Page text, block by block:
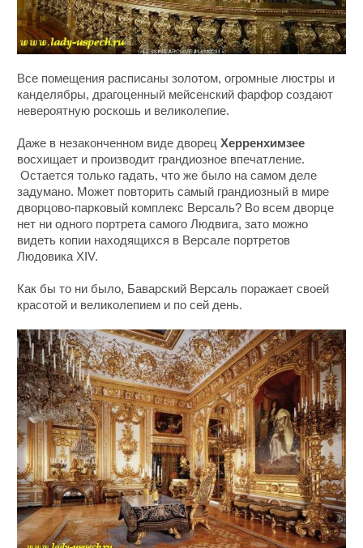
Все помещения расписаны золотом, огромные люстры и
канделябры, драгоценный мейсенский фарфор создают
невероятную роскошь и великолепие.
Даже в незаконченном виде дворецХерренхимзее
восхищает и производит грандиозное впечатление.
Остается только гадать, что же было на самом деле
задумано. Может повторить самый грандиозный в мире
дворцово-парковый комплекс Версаль? Во всем дворце
нет ни одного портрета самого Людвига, зато можно
видеть копии находящихся в Версале портретов
Людовика XIV.
Как бы то ни было, Баварский Версаль поражает своей
красотой и великолепием и по сей день.